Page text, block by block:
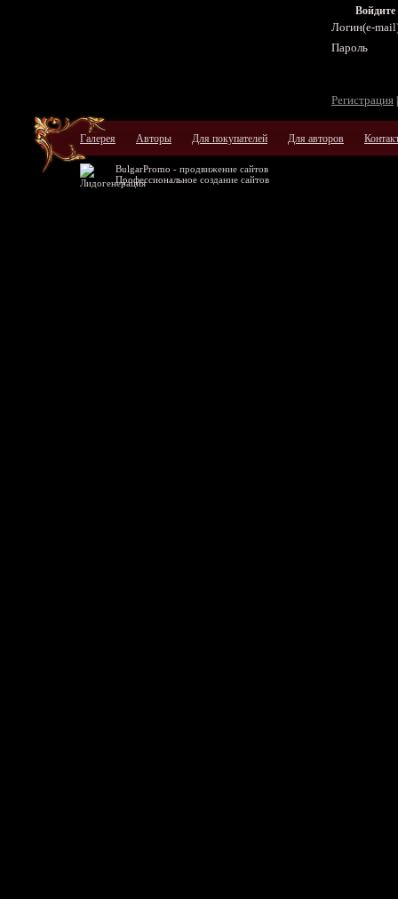
Логин(e-
Пароль
Регистрация
Галерея Авторы Для покупателей Для авторов
BulgarPromo - продвижение сайтов
Профессиональное создание сайтов